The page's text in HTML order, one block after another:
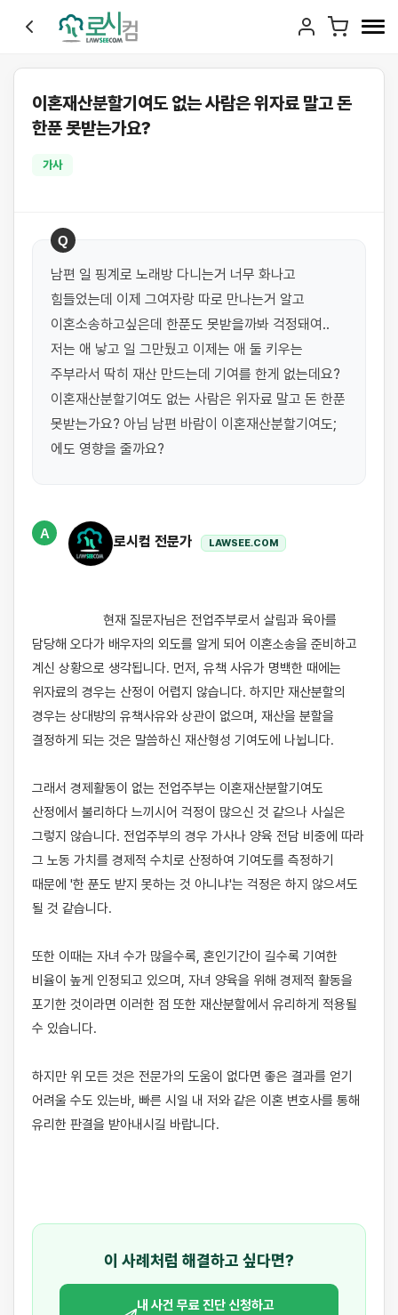
이혼재산분할기여도 없는 사람은 위자료 말고 돈
한푼 못받는가요?
가사
Q
남편 일 핑계로 노래방 다니는거 너무 화나고
힘들었는데 이제 그여자랑 따로 만나는거 알고
이혼소송하고싶은데 한푼도 못받을까봐 걱정돼여..
저는 애 낳고 일 그만뒀고 이제는 애 둘 키우는
주부라서 딱히 재산 만드는데 기여를 한게 없는데요?
이혼재산분할기여도 없는 사람은 위자료 말고 돈 한푼
못받는가요? 아님 남편 바람이 이혼재산분할기여도;
에도 영향을 줄까요?
A
로시컴 전문가 LAWSEE.COM
담당해 오다가 배우자의 외도를 알게 되어 이혼소송을 준비하고
계신 상황으로 생각됩니다. 먼저, 유책 사유가 명백한 때에는
위자료의 경우는 산정이 어렵지 않습니다. 하지만 재산분할의
경우는 상대방의 유책사유와 상관이 없으며, 재산을 분할을
결정하게 되는 것은 말씀하신 재산형성 기여도에 나뉩니다.
그래서 경제활동이 없는 전업주부는 이혼재산분할기여도
산정에서 불리하다 느끼시어 걱정이 많으신 것 같으나 사실은
그렇지 않습니다. 전업주부의 경우 가사나 양육 전담 비중에 따라
그 노동 가치를 경제적 수치로 산정하여 기여도를 측정하기
때문에 '한 푼도 받지 못하는 것 아니냐'는 걱정은 하지 않으셔도
될 것 같습니다.
또한 이때는 자녀 수가 많을수록, 혼인기간이 길수록 기여한
비율이 높게 인정되고 있으며, 자녀 양육을 위해 경제적 활동을
포기한 것이라면 이러한 점 또한 재산분할에서 유리하게 적용될
수 있습니다.
하지만 위 모든 것은 전문가의 도움이 없다면 좋은 결과를 얻기
어려울 수도 있는바, 빠른 시일 내 저와 같은 이혼 변호사를 통해
유리한 판결을 받아내시길 바랍니다.
이 사례처럼 해결하고 싶다면?
내 사건 무료 진단 신청하고